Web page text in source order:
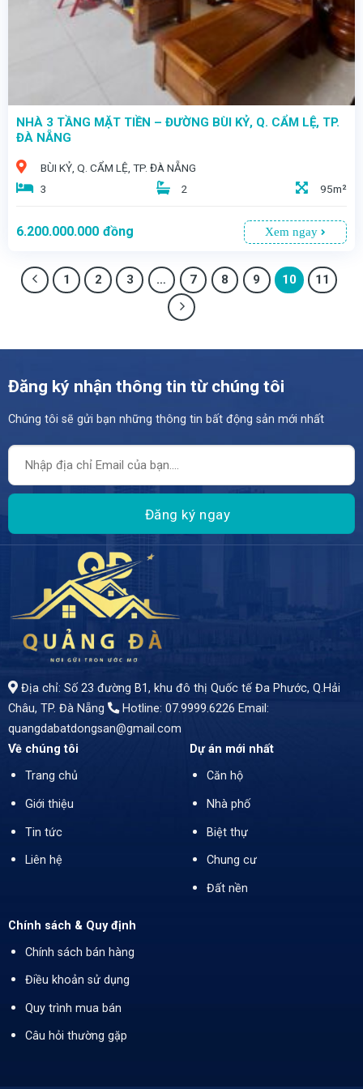
NHÀ 3 TẦNG MẶT TIỀN – ĐƯỜNG BÙI KỶ, Q. CẨM LỆ, TP.
ĐÀ NẴNG
BÙI KỶ, Q. CẨM LỆ, TP. ĐÀ NẴNG
3
2 95m²
6.200.000.000 đồng Xem ngay
1 2 3 … 7 8 9 10 11
Đăng ký nhận thông tin từ chúng tôi
Chúng tôi sẽ gửi bạn những thông tin bất động sản mới nhất
Địa chỉ: Số 23 đường B1, khu đô thị Quốc tế Đa Phước, Q.Hải
Châu, TP. Đà Nẵng
Hotline: 07.9999.6226 Email:
quangdabatdongsan@gmail.com
Về chúng tôi
Trang chủ
Giới thiệu
Tin tức
Liên hệ
Dự án mới nhất
Căn hộ
Nhà phố
Biệt thự
Chung cư
Đất nền
Chính sách & Quy định
Chính sách bán hàng
Điều khoản sử dụng
Quy trình mua bán
Câu hỏi thường gặp